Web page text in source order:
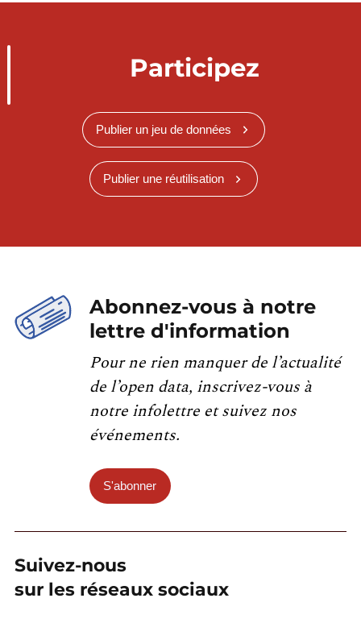
Participez
Publier un jeu de données
Publier une réutilisation
Abonnez-vous à notre
lettre d'information
Pour ne rien manquer de l’actualité
de l’open data, inscrivez-vous à
notre infolettre et suivez nos
événements.
S'abonner
Suivez-nous
sur les réseaux sociaux